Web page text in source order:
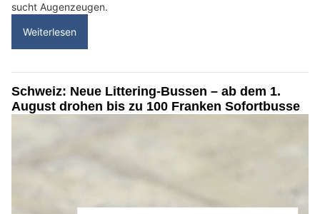
sucht Augenzeugen.
Weiterlesen
Schweiz: Neue Littering-Bussen – ab dem 1.
August drohen bis zu 100 Franken Sofortbusse